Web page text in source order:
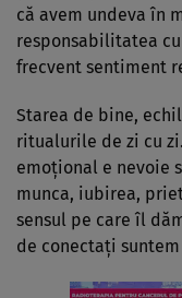
că avem undeva în
responsabilitatea
frecvent sentiment
Starea de bine,
ritualurile de zi cu
emoțional e nevoie
munca, iubirea,
sensul pe care îl
de conectaţi